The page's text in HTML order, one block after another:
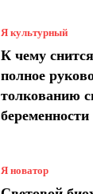
Я культурный
К чему
полное
толкованию
беременности
Я новатор